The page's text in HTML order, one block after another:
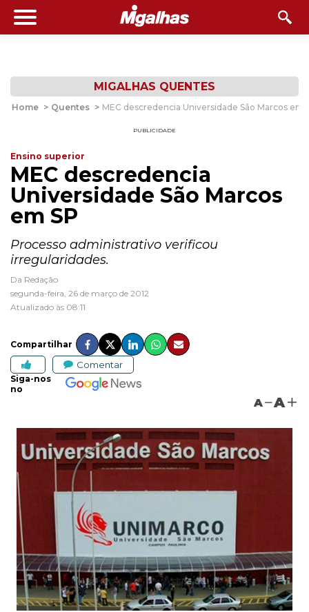
MIGALHAS QUENTES
Home > Quentes > MEC descredencia Universidade São Marcos em
PUBLICIDADE
Ensino superior
MEC descredencia
Universidade São Marcos
em SP
Processo administrativo verificou
irregularidades.
Da Redação
segunda-feira, 26 de março de 2012
Atualizado às 08:11
Compartilhar
Comentar
Siga-nos
no
A A